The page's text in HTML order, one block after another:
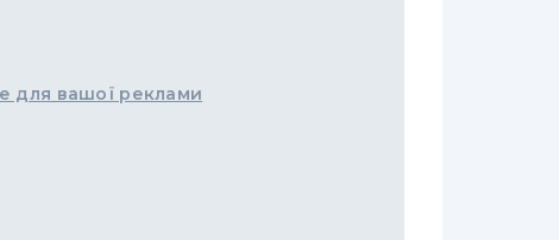
для вашої реклами